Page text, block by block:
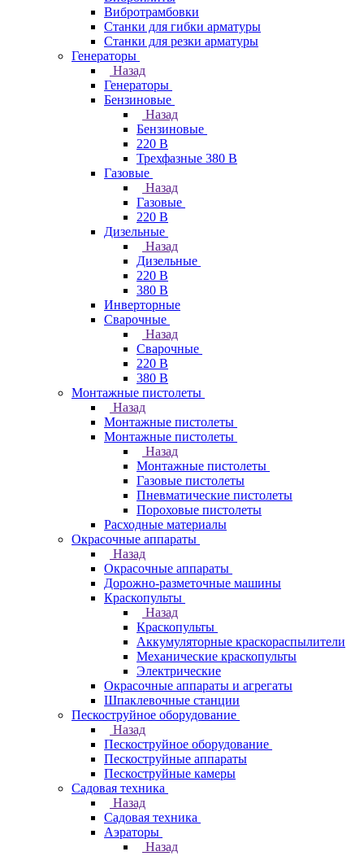
Вибротрамбовки
Станки для гибки арматуры
Станки для резки арматуры
Генераторы
Назад
Генераторы
Бензиновые
Назад
Бензиновые
220 В
Трехфазные 380 В
Газовые
Назад
Газовые
220 В
Дизельные
Назад
Дизельные
220 В
380 В
Инверторные
Сварочные
Назад
Сварочные
220 В
380 В
Монтажные пистолеты
Назад
Монтажные пистолеты
Монтажные пистолеты
Назад
Монтажные пистолеты
Газовые пистолеты
Пневматические пистолеты
Пороховые пистолеты
Расходные материалы
Окрасочные аппараты
Назад
Окрасочные аппараты
Дорожно-разметочные машины
Краскопульты
Назад
Краскопульты
Аккумуляторные краскораспылители
Механические краскопульты
Электрические
Окрасочные аппараты и агрегаты
Шпаклевочные станции
Пескоструйное оборудование
Назад
Пескоструйное оборудование
Пескоструйные аппараты
Пескоструйные камеры
Садовая техника
Назад
Садовая техника
Аэраторы
Назад